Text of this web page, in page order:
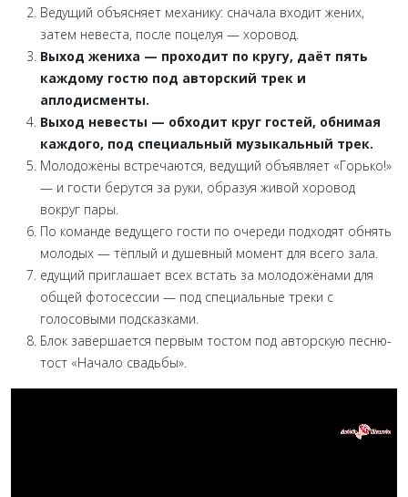
Ведущий объясняет механику: сначала входит жених,
затем невеста, после поцелуя — хоровод.
Выход жениха — проходит по кругу, даёт пять
каждому гостю под авторский трек и
аплодисменты.
Выход невесты — обходит круг гостей, обнимая
каждого, под специальный музыкальный трек.
Молодожёны встречаются, ведущий объявляет «Горько!»
— и гости берутся за руки, образуя живой хоровод
вокруг пары.
По команде ведущего гости по очереди подходят обнять
молодых — тёплый и душевный момент для всего зала.
едущий приглашает всех встать за молодожёнами для
общей фотосессии — под специальные треки с
голосовыми подсказками.
Блок завершается первым тостом под авторскую песню-
тост «Начало свадьбы».